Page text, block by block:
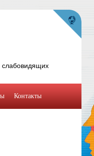
слабовидящих
Контакты